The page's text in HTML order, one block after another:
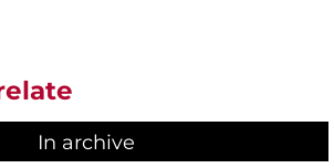
In archive